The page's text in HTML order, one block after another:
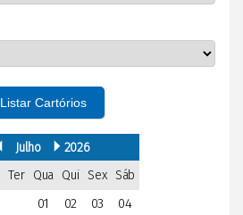
Listar Cartórios